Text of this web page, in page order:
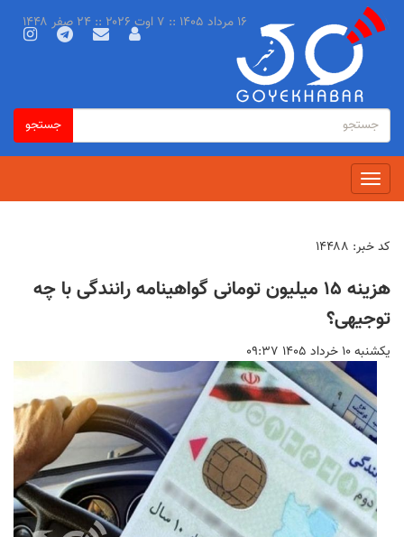
فرم
جستجو
جستجو
جستجو
Toggle
navigation
۱۶ مرداد ۱۴۰۵ :: ۷ اوت ۲۰۲۶ :: ۲۴ صفر ۱۴۴۸
کد خبر: ۱۴۴۸۸
هزینه ۱۵ میلیون تومانی گواهینامه رانندگی با چه
توجیهی؟
يكشنبه ۱۰ خرداد ۱۴۰۵ ۰۹:۳۷